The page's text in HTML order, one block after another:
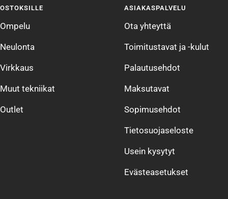
4
OSTOKSILLE
Ompelu
Neulonta
Virkkaus
Muut tekniikat
Outlet
ASIAKASPALVELU
Ota yhteyttä
Toimitustavat ja -kulut
Palautusehdot
Maksutavat
Sopimusehdot
Tietosuojaseloste
Usein kysytyt
Evästeasetukset